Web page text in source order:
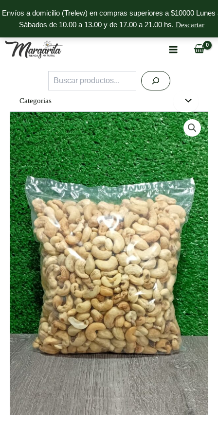
Envíos a domicilio (Trelew) en compras superiores a $10000 Lunes
Sábados de 10.00 a 13.00 y de 17.00 a 21.00 hs. Descartar
al
contenido
Buscar
Categorias
Castañas
de
Cajú
Vietnam
x1K
cantidad